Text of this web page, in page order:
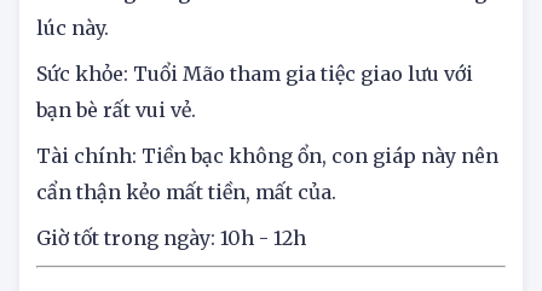
Tình duyên: Bản mệnh đừng sầu đau vì những
lời khó nghe người khác dành cho mình trong
lúc này.
Sức khỏe: Tuổi Mão tham gia tiệc giao lưu với
bạn bè rất vui vẻ.
Tài chính: Tiền bạc không ổn, con giáp này nên
cẩn thận kẻo mất tiền, mất của.